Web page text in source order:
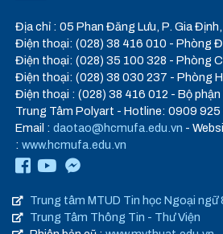
Địa chỉ : 05 Phan Đăng Lưu, P. Gia
Điện thoại: (028) 38 416 010 - Phòng
Điện thoại: (028) 35 100 328 - Phòng
Điện thoại: (028) 38 030 237 - Phòng
Điện thoại : (028) 38 416 012 - Bộ phận
Trung Tâm Polyart - Hotline: 0909 925
Email : daotao@hcmufa.edu.vn -
: www.hcmufa.edu.vn
Trung tâm MTUD Tin học Ngoại ngữ
Trung Tâm Thông Tin - Thư Viện